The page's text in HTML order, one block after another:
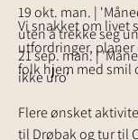
Vi snakket om livet
utfordringer, planer
folk hjem med smil
Flere ønsket
til Drøbak og tur til
19 okt. man. |
uten å trekke seg
21 sep. man. |
ikke uro'